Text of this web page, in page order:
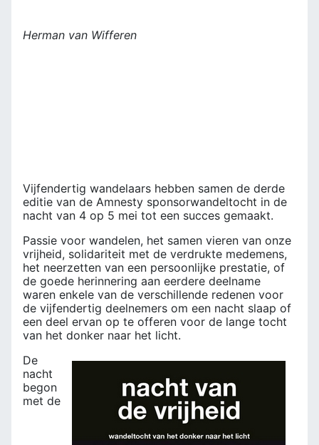
Herman van Wifferen
Vijfendertig wandelaars hebben samen de derde
editie van de Amnesty sponsorwandeltocht in de
nacht van 4 op 5 mei tot een succes gemaakt.
Passie voor wandelen, het samen vieren van onze
vrijheid, solidariteit met de verdrukte medemens,
het neerzetten van een persoonlijke prestatie, of
de goede herinnering aan eerdere deelname
waren enkele van de verschillende redenen voor
de vijfendertig deelnemers om een nacht slaap of
een deel ervan op te offeren voor de lange tocht
van het donker naar het licht.
De
nacht
begon
met de